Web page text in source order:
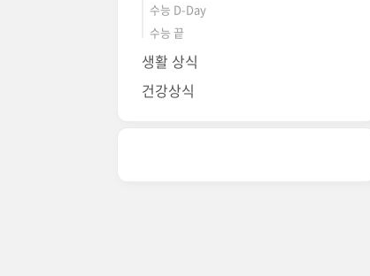
수능 D-Day
수능 끝
생활 상식
건강상식